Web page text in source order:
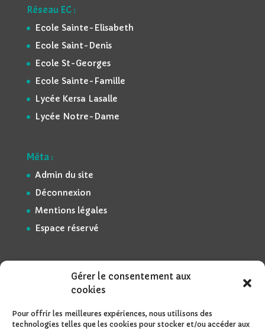
Gérer le consentement aux
cookies
Pour offrir les meilleures expériences, nous utilisons des
technologies telles que les cookies pour stocker et/ou accéder aux
Réseau EC :
Ecole Sainte-Elisabeth
Ecole Saint-Denis
Ecole St-Georges
Ecole Sainte-Famille
Lycée Kersa Lasalle
Lycée Notre-Dame
Méta :
Admin du site
Déconnexion
Mentions légales
Espace réservé